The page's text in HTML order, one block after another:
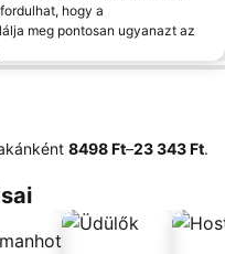
hogy a
meg pontosan ugyanazt az
‎8498 Ft–‎23 343 Ft.